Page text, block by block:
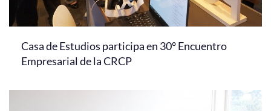
Casa de Estudios participa en 30° Encuentro
Empresarial de la CRCP